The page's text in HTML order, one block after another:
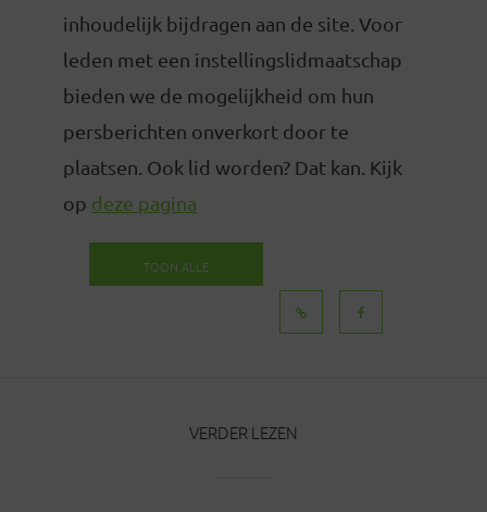
inhoudelijk bijdragen aan de site. Voor
leden met een instellingslidmaatschap
bieden we de mogelijkheid om hun
persberichten onverkort door te
plaatsen. Ook lid worden? Dat kan. Kijk
op deze pagina
TOON ALLE
VERDER LEZEN